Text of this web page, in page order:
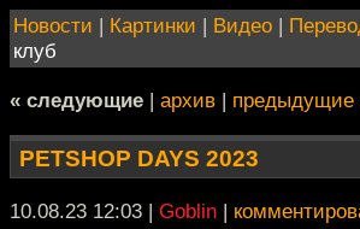
Новости | Картинки | Видео |
клуб
« следующие | архив | предыдущие
PETSHOP DAYS 2023
10.08.23 12:03 | Goblin |